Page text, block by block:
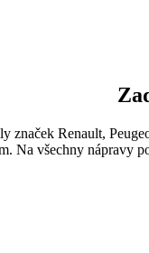
Renault,
Na všechny nápravy